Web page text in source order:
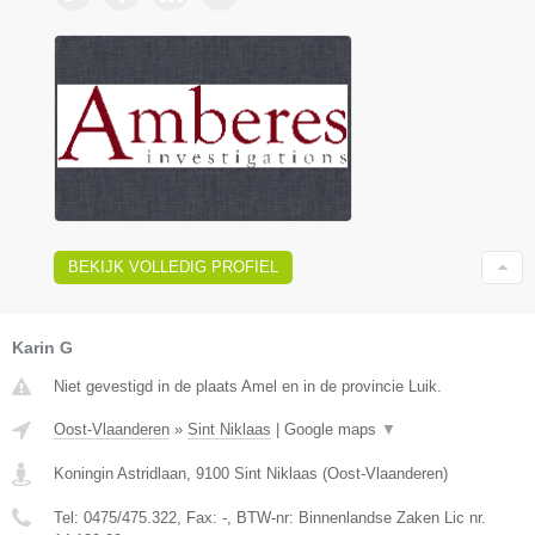
BEKIJK VOLLEDIG PROFIEL
Karin G
Niet gevestigd in de plaats Amel en in de provincie Luik.
Oost-Vlaanderen » Sint Niklaas | Google maps ▼
Koningin Astridlaan 9100 Sint Niklaas (Oost-Vlaanderen)
Tel: 0475/475.322 , Fax: - , BTW-nr: Binnenlandse Zaken Lic nr.